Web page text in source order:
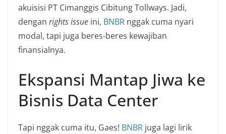
akuisisi PT Cimanggis Cibitung Tollways. Jadi,
dengan rights issue ini, BNBR nggak cuma nyari
modal, tapi juga beres-beres kewajiban
finansialnya.
Ekspansi Mantap Jiwa ke
Bisnis Data Center
Tapi nggak cuma itu, Gaes! BNBR juga lagi lirik